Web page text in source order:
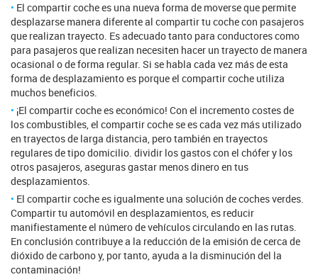
El compartir coche es una nueva forma de moverse que permite
desplazarse manera diferente al compartir tu coche con pasajeros
que realizan trayecto. Es adecuado tanto para conductores como
para pasajeros que realizan necesiten hacer un trayecto de manera
ocasional o de forma regular. Si se habla cada vez más de esta
forma de desplazamiento es porque el compartir coche utiliza
muchos beneficios.
¡El compartir coche es económico! Con el incremento costes de
los combustibles, el compartir coche se es cada vez más utilizado
en trayectos de larga distancia, pero también en trayectos
regulares de tipo domicilio. dividir los gastos con el chófer y los
otros pasajeros, aseguras gastar menos dinero en tus
desplazamientos.
El compartir coche es igualmente una solución de coches verdes.
Compartir tu automóvil en desplazamientos, es reducir
manifiestamente el número de vehículos circulando en las rutas.
En conclusión contribuye a la reducción de la emisión de cerca de
dióxido de carbono y, por tanto, ayuda a la disminución del la
contaminación!